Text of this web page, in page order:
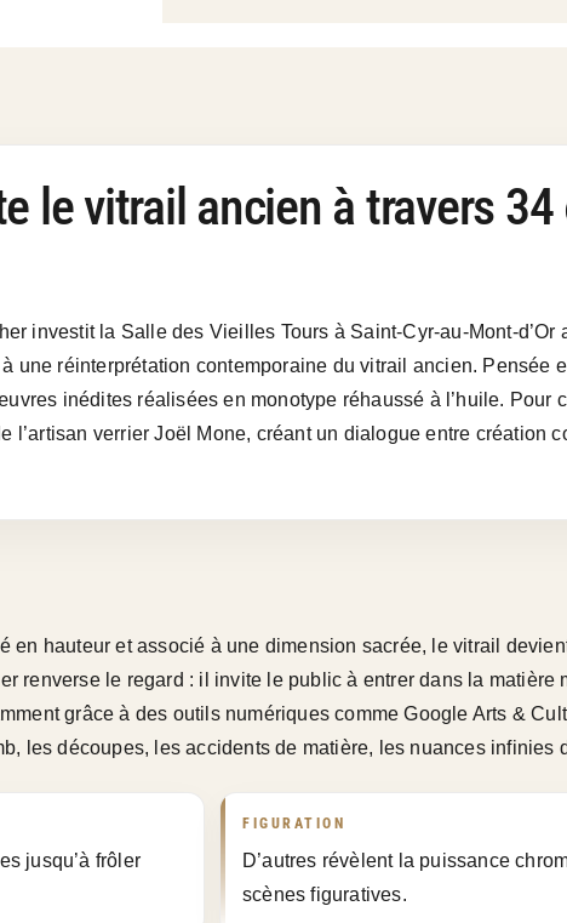
le vitrail ancien à travers
investit la Salle des Vieilles Tours à Saint-Cyr-au-Mont-
une réinterprétation contemporaine du vitrail ancien. Pensée
inédites réalisées en monotype réhaussé à l’huile. Pour
l’artisan verrier Joël Mone, créant un dialogue entre création
en hauteur et associé à une dimension sacrée, le vitrail
renverse le regard : il invite le public à entrer dans la matière
grâce à des outils numériques comme Google Arts &
les découpes, les accidents de matière, les nuances infinies
jusqu’à frôler
FIGURATION
D’autres révèlent la puissance
scènes figuratives.